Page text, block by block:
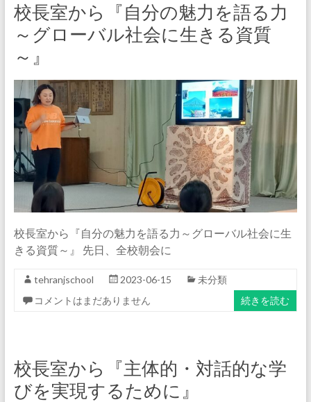
校長室から『自分の魅力を語る力
～グローバル社会に生きる資質
～』
校長室から『自分の魅力を語る力～グローバル社会に生
きる資質～』 先日、全校朝会に
tehranjschool 2023-06-15
未分類
コメントはまだありません
続きを読む
校長室から『主体的・対話的な学
びを実現するために』